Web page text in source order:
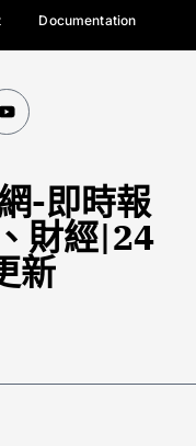
Documentation
-即時報
財經|24
新